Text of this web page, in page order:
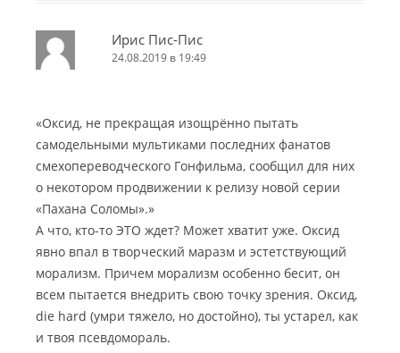
Ирис Пис-Пис
24.08.2019 в 19:49
«Оксид, не прекращая изощрённо пытать
самодельными мультиками последних фанатов
смехопереводческого Гонфильма, сообщил для них
о некотором продвижении к релизу новой серии
«Пахана Соломы».»
А что, кто-то ЭТО ждет? Может хватит уже. Оксид
явно впал в творческий маразм и эстетствующий
морализм. Причем морализм особенно бесит, он
всем пытается внедрить свою точку зрения. Оксид,
die hard (умри тяжело, но достойно), ты устарел, как
и твоя псевдомораль.